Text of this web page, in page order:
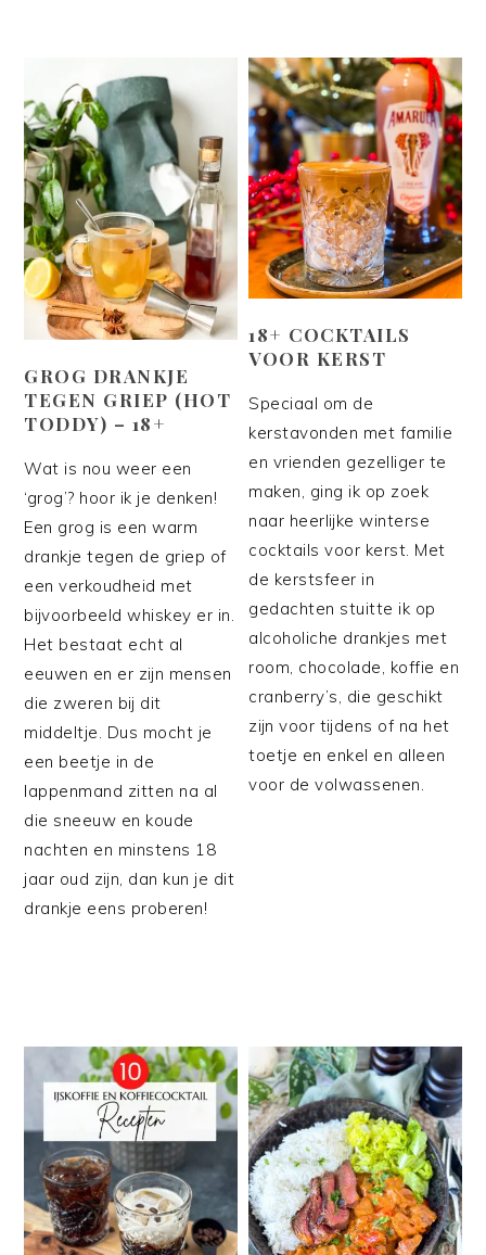
GROG DRANKJE
TEGEN GRIEP (HOT
TODDY) – 18+
Wat is nou weer een
‘grog’? hoor ik je denken!
Een grog is een warm
drankje tegen de griep of
een verkoudheid met
bijvoorbeeld whiskey er in.
Het bestaat echt al
eeuwen en er zijn mensen
die zweren bij dit
middeltje. Dus mocht je
een beetje in de
lappenmand zitten na al
die sneeuw en koude
nachten en minstens 18
jaar oud zijn, dan kun je dit
drankje eens proberen!
18+ COCKTAILS
VOOR KERST
Speciaal om de
kerstavonden met familie
en vrienden gezelliger te
maken, ging ik op zoek
naar heerlijke winterse
cocktails voor kerst. Met
de kerstsfeer in
gedachten stuitte ik op
alcoholiche drankjes met
room, chocolade, koffie en
cranberry’s, die geschikt
zijn voor tijdens of na het
toetje en enkel en alleen
voor de volwassenen.